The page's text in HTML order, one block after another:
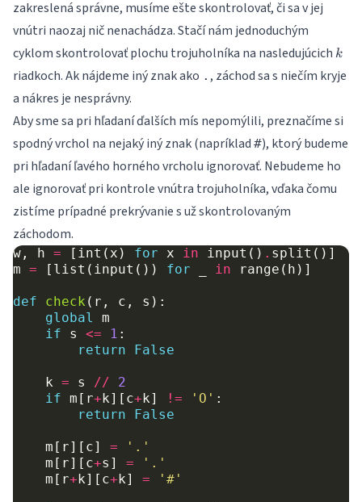
zakreslená správne, musíme ešte skontrolovať, či sa v jej
vnútri naozaj nič nenachádza. Stačí nám jednoduchým
cyklom skontrolovať plochu trojuholníka na nasledujúcich k
k
riadkoch. Ak nájdeme iný znak ako . , záchod sa s niečím kryje
a nákres je nesprávny.
Aby sme sa pri hľadaní ďalších mís nepomýlili, preznačíme si
spodný vrchol na nejaký iný znak (napríklad #), ktorý budeme
pri hľadaní ľavého horného vrcholu ignorovať. Nebudeme ho
ale ignorovať pri kontrole vnútra trojuholníka, vďaka čomu
zistíme prípadné prekrývanie s už skontrolovaným
záchodom.
w , h = [ int ( x ) for x in input () . split ()]
m = [ list ( input ()) for in range ( h )]
def check ( r , c , s ):
global
m
if
s <= 1 :
return
False
k = s //
2
if m [ r+k][ c+k] != 'O' :
return
False
m [ r][ c] =
'.'
m [ r][ c+s ] =
'.'
m [ r+k][ c+k] = '#'